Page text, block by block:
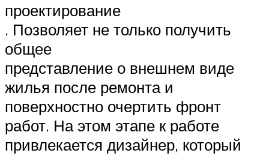
проектирование
. Позволяет не только получить
общее
представление о внешнем виде
жилья после ремонта и
поверхностно очертить фронт
работ. На этом этапе к работе
привлекается дизайнер, который